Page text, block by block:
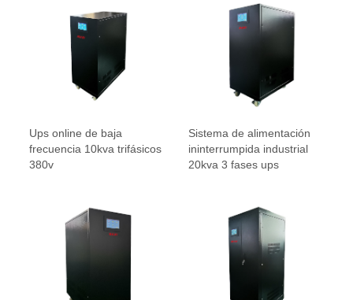
Ups online de baja
frecuencia 10kva trifásicos
380v
Sistema de alimentación
ininterrumpida industrial
20kva 3 fases ups